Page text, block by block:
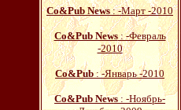
Со&Pub News: -Март -2010
Со&Pub News: -Февраль
-2010
Со&Pub: -Январь -2010
Со&Pub News: -Ноябрь-